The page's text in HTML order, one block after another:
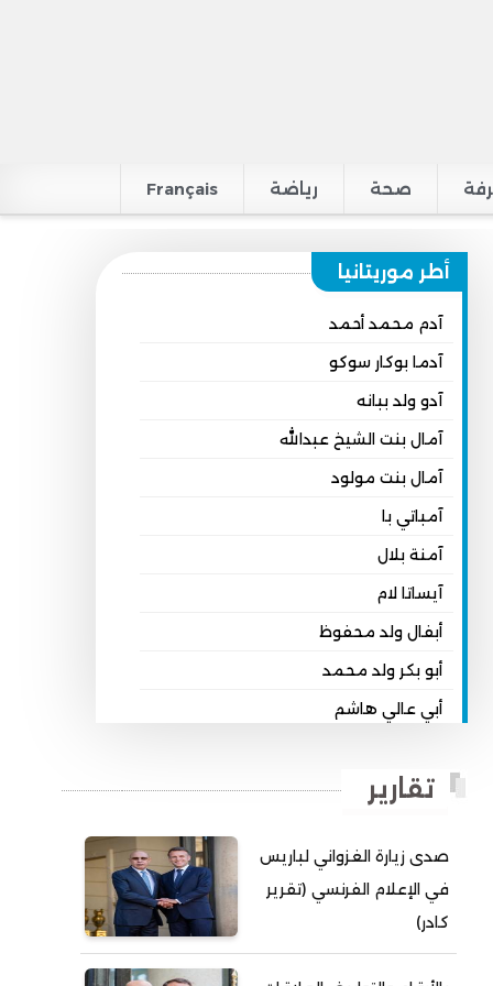
صحة رياضة Français
أطر موريتانيا
آدم محمد أحمد
آدما بوكار سوكو
آدو ولد ببانه
آمال بنت الشيخ عبدالله
آمال بنت مولود
آمباتي با
آمنة بلال
آيساتا لام
أبفال ولد محفوظ
أبو بكر ولد محمد
أبي عالي هاشم
أحمد بداه
أحمد زيدان ولد محمد محمود
أحمد سالم بكار
أحمد سالم ولد بده
تقارير
صدى زيارة الغزواني لباريس
في الإعلام الفرنسي (تقرير
كادر)